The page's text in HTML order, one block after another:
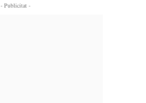
- Publicitat -